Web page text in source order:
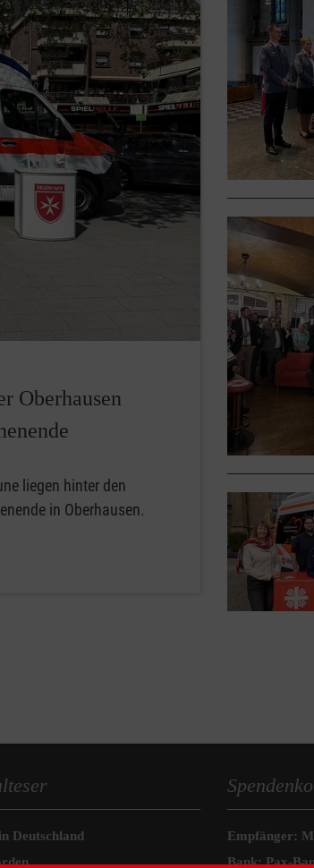
Oberhausen
liegen hinter den
in Oberhausen.
Deutschland
Empfänger:
Bank: Pax-